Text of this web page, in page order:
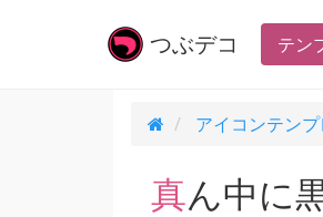
つぶデコ テン
アイコンテンプ
真ん中